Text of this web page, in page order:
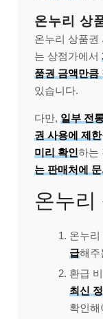
온누리 상
온누리 상품권
는 상점가에서
품권 금액만큼
있습니다.
다만, 일부 전
권 사용에 제한
미리 확인하는
는 판매처에 문
온누리
온누리
급해주
환급
최신
확인해